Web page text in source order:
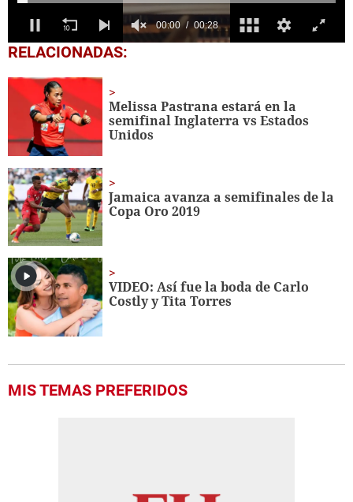
0
seconds
28
seconds
RELACIONADAS:
Melissa Pastrana estará en la
semifinal Inglaterra vs Estados
Unidos
Jamaica avanza a semifinales de la
Copa Oro 2019
VIDEO: Así fue la boda de Carlo
Costly y Tita Torres
MIS TEMAS PREFERIDOS